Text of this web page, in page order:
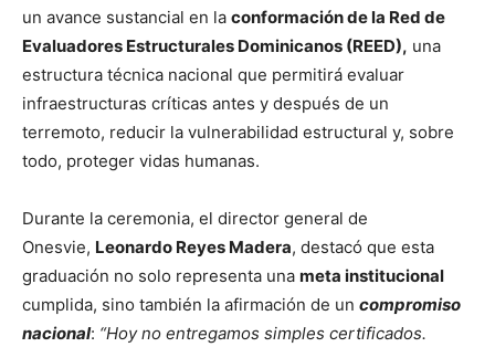
un avance sustancial en la conformación de la Red de
Evaluadores Estructurales Dominicanos (REED), una
estructura técnica nacional que permitirá evaluar
infraestructuras críticas antes y después de un
terremoto, reducir la vulnerabilidad estructural y, sobre
todo, proteger vidas humanas.
Durante la ceremonia, el director general de
Onesvie, Leonardo Reyes Madera, destacó que esta
graduación no solo representa una meta institucional
cumplida, sino también la afirmación de un compromiso
nacional: “Hoy no entregamos simples certificados.